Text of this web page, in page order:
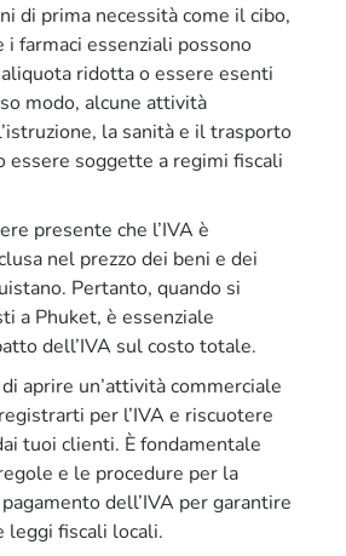
di prima necessità come il cibo,
i farmaci essenziali possono
ridotta o essere esenti
modo, alcune attività
la sanità e il trasporto
essere soggette a regimi fiscali
presente che l’IVA è
nel prezzo dei beni e dei
Pertanto, quando si
a Phuket, è essenziale
dell’IVA sul costo totale.
aprire un’attività commerciale
per l’IVA e riscuotere
tuoi clienti. È fondamentale
e le procedure per la
dell’IVA per garantire
leggi fiscali locali.